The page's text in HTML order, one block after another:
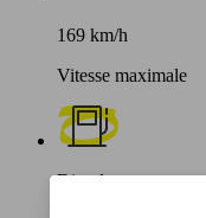
169 km/h
Vitesse maximale
Diesel